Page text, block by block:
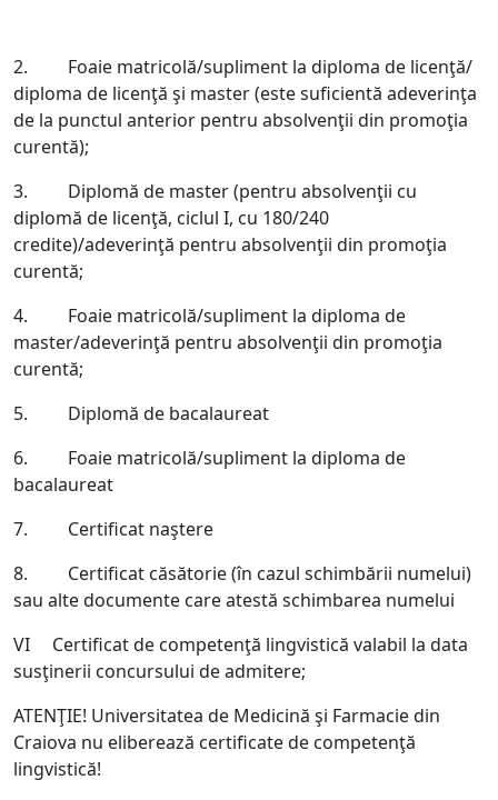
2. Foaie matricolă/supliment la diploma de licenţă/
diploma de licenţă şi master (este suficientă adeverinţa
de la punctul anterior pentru absolvenţii din promoţia
curentă);
3. Diplomă de master (pentru absolvenţii cu
diplomă de licenţă, ciclul I, cu 180/240
credite)/adeverinţă pentru absolvenţii din promoţia
curentă;
4. Foaie matricolă/supliment la diploma de
master/adeverinţă pentru absolvenţii din promoţia
curentă;
5. Diplomă de bacalaureat
6. Foaie matricolă/supliment la diploma de
bacalaureat
7. Certificat naştere
8. Certificat căsătorie (în cazul schimbării numelui)
sau alte documente care atestă schimbarea numelui
VI Certificat de competenţă lingvistică valabil la data
susţinerii concursului de admitere;
ATENŢIE! Universitatea de Medicină şi Farmacie din
Craiova nu eliberează certificate de competenţă
lingvistică!